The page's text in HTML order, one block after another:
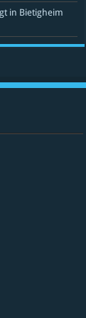
in Bietigheim